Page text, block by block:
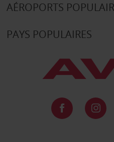
AÉROPORTS
PAYS POPULAIRES